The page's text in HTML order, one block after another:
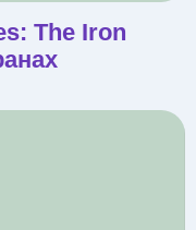
The Iron